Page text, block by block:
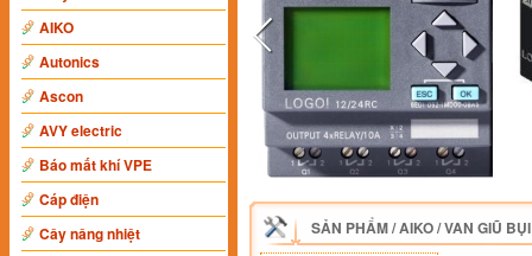
AIKO
Autonics
Ascon
AVY electric
Báo mất khí VPE
Cáp điện
Cây nâng nhiệt
SẢN PHẨM/AIKO/VAN GIŨ